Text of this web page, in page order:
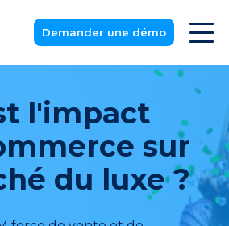
Demander une démo
l'impact
sur
du luxe ?